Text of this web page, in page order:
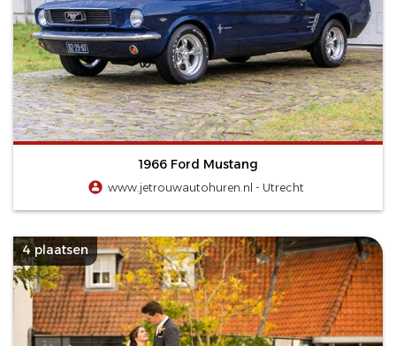
1966 Ford Mustang
www.jetrouwautohuren.nl - Utrecht
4 plaatsen